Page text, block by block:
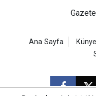
Ana Sayfa Künye